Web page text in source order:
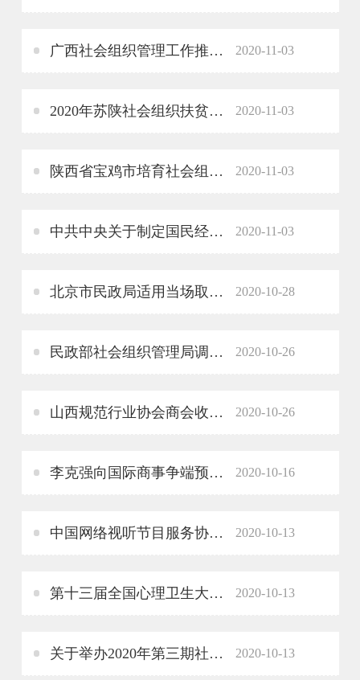
广西社会组织管理工作推进会暨社会组织参与基层社会治理现场会在柳州召开 2020-11-03
2020年苏陕社会组织扶贫协作项目签约仪式在西安举行 2020-11-03
陕西省宝鸡市培育社会组织“领头雁” 2020-11-03
中共中央关于制定国民经济和社会发展第十四个五年规划和二〇三五年远景目标的建议 2020-11-03
北京市民政局适用当场取缔规定首案——取缔“黄埔商会” 2020-10-28
民政部社会组织管理局调研广东省社会组织工作 2020-10-26
山西规范行业协会商会收费为企业减负 2020-10-26
李克强向国际商事争端预防与解决组织成立大会致贺信 2020-10-16
中国网络视听节目服务协会发布《2020中国网络视听发展研究报告》 2020-10-13
第十三届全国心理卫生大会上多家社会组织发声呼吁 弘扬抗疫精神，护佑心理健康 2020-10-13
关于举办2020年第三期社会组织负责人培训暨助力脱贫攻坚交流班通知 2020-10-13